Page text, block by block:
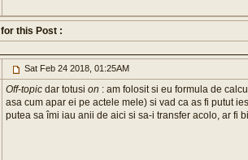
for this Post :
Sat Feb 24 2018, 01:25AM
Off-topic dar totusi on : am folosit si eu formula de
asa cum apar ei pe actele mele) si vad ca as fi putut
putea sa îmi iau anii de aici si sa-i transfer acolo, ar fi